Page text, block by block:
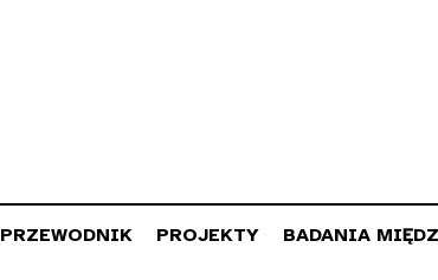
PRZEWODNIK PROJEKTY BADANIA